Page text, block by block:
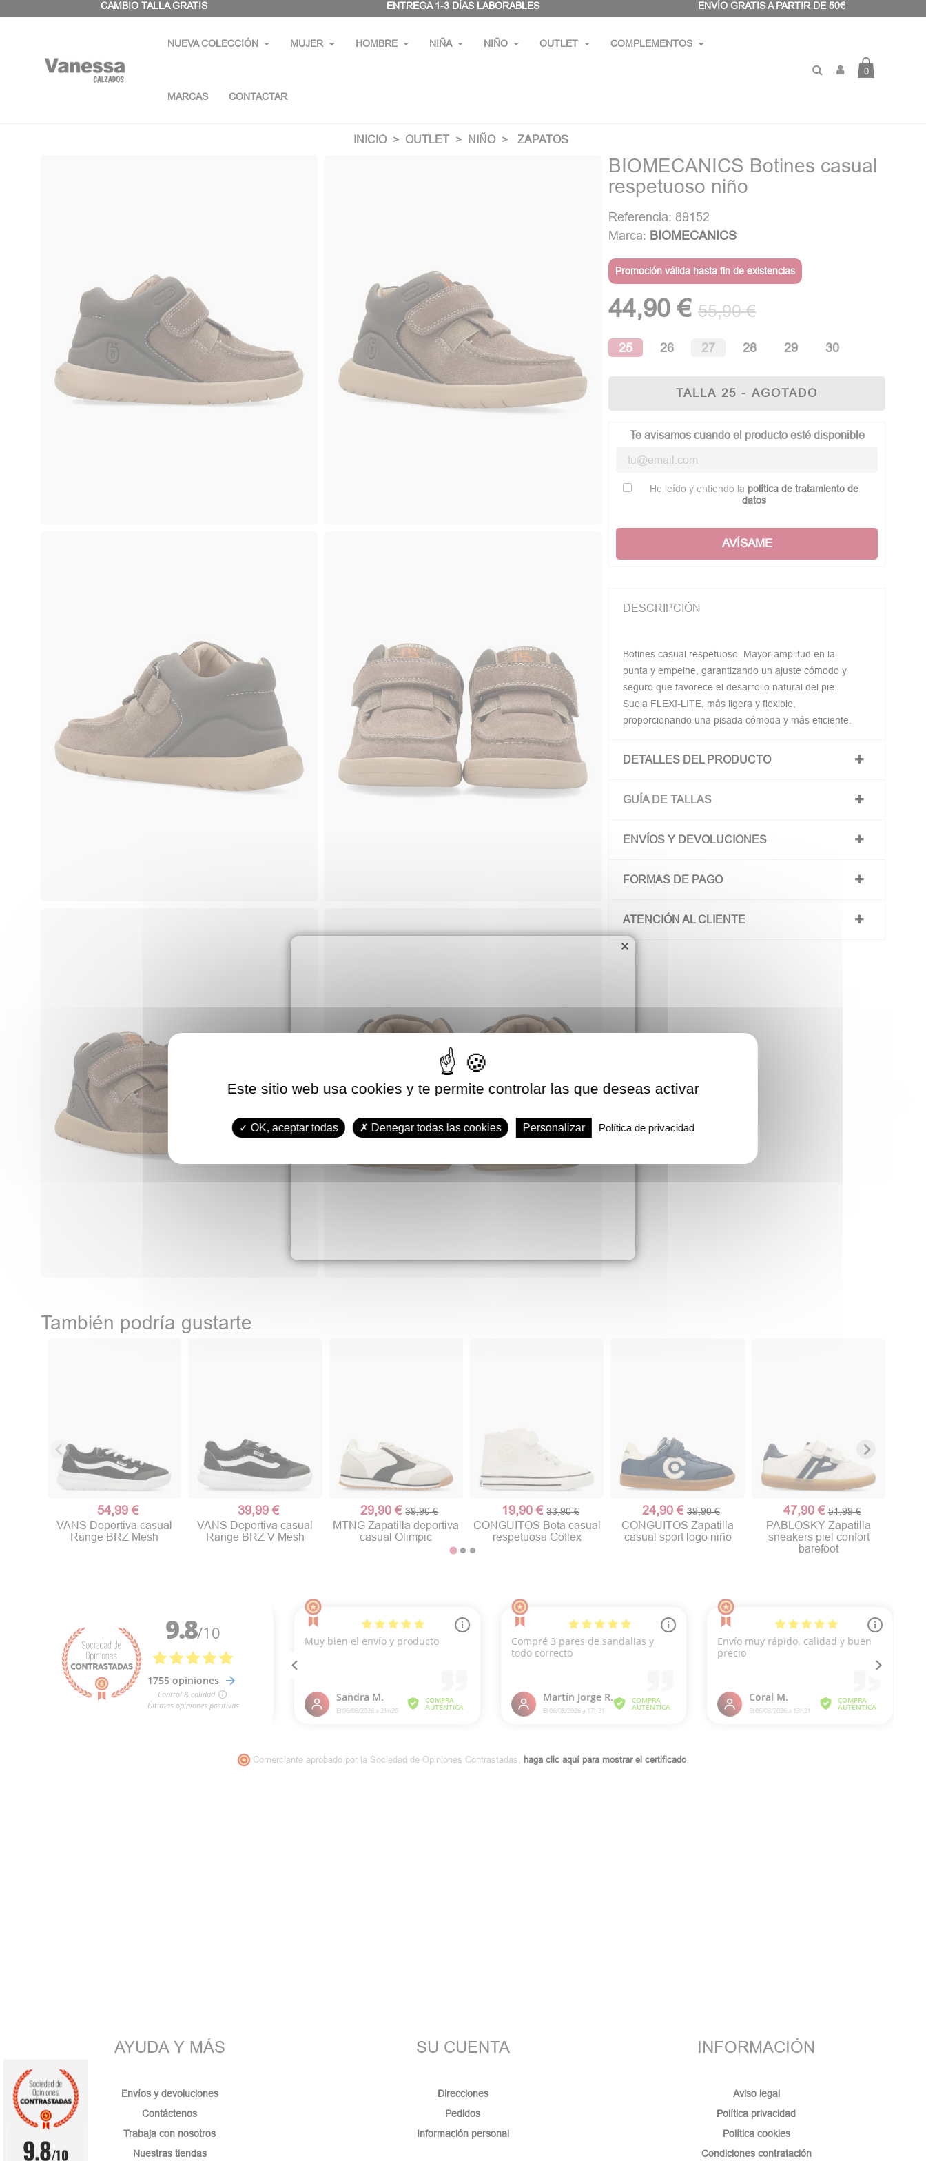
CAMBIO TALLA GRATIS ENTREGA 1-3 DÍAS LABORABLES ENVÍO GRATIS A PARTIR DE 50€
NUEVA COLECCIÓN MUJER HOMBRE NIÑA NIÑO OUTLET COMPLEMENTOS
MARCAS CONTACTAR
0
INICIO OUTLET NIÑO ZAPATOS
BIOMECANICS Botines casual
respetuoso niño
Referencia: 89152
Marca: BIOMECANICS
Promoción válida hasta fin de existencias
44,90 € 55,90 €
25 26 27 28 29 30
TALLA 25 - AGOTADO
Te avisamos cuando el producto esté disponible
He leído y entiendo la política de tratamiento de
datos
AVÍSAME
DESCRIPCIÓN
Botines casual respetuoso. Mayor amplitud en la
punta y empeine, garantizando un ajuste cómodo y
seguro que favorece el desarrollo natural del pie.
Suela FLEXI-LITE, más ligera y flexible,
proporcionando una pisada cómoda y más eficiente.
DETALLES DEL PRODUCTO
GUÍA DE TALLAS
ENVÍOS Y DEVOLUCIONES
FORMAS DE PAGO
ATENCIÓN AL CLIENTE
También podría gustarte
54,99 €
VANS Deportiva casual
Range BRZ Mesh
39,99 €
VANS Deportiva casual
Range BRZ V Mesh
29,90 €39,90 €
MTNG Zapatilla deportiva
casual Olimpic
19,90 €33,90 €
CONGUITOS Bota casual
respetuosa Goflex
24,90 €39,90 €
CONGUITOS Zapatilla
casual sport logo niño
47,90 €51,99 €
PABLOSKY Zapatilla
sneakers piel confort
barefoot
Comerciante aprobado por la Sociedad de Opiniones Contrastadas, haga clic aquí para mostrar el certificado.
AYUDA Y MÁS
Envíos y devoluciones
Contáctenos
Trabaja con nosotros
Nuestras tiendas
SU CUENTA
Direcciones
Pedidos
Información personal
INFORMACIÓN
Aviso legal
Política privacidad
Política cookies
Condiciones contratación
×
9.8/10
Panel de gestión de cookies
Este sitio web usa cookies y te permite controlar las que deseas activar
OK, aceptar todas Denegar todas las cookies Personalizar Política de privacidad